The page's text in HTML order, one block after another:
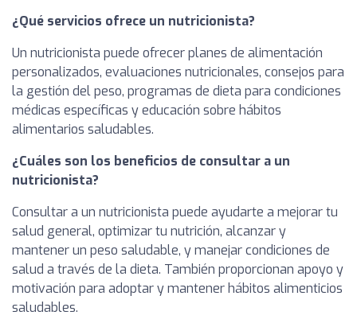
¿Qué servicios ofrece un nutricionista?
Un nutricionista puede ofrecer planes de alimentación
personalizados, evaluaciones nutricionales, consejos para
la gestión del peso, programas de dieta para condiciones
médicas específicas y educación sobre hábitos
alimentarios saludables.
¿Cuáles son los beneficios de consultar a un
nutricionista?
Consultar a un nutricionista puede ayudarte a mejorar tu
salud general, optimizar tu nutrición, alcanzar y
mantener un peso saludable, y manejar condiciones de
salud a través de la dieta. También proporcionan apoyo y
motivación para adoptar y mantener hábitos alimenticios
saludables.